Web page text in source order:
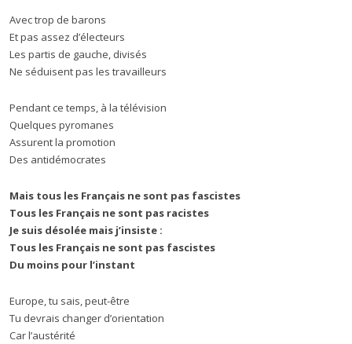
Avec trop de barons
Et pas assez d’électeurs
Les partis de gauche, divisés
Ne séduisent pas les travailleurs
Pendant ce temps, à la télévision
Quelques pyromanes
Assurent la promotion
Des antidémocrates
Mais tous les Français ne sont pas fascistes
Tous les Français ne sont pas racistes
Je suis désolée mais j’insiste :
Tous les Français ne sont pas fascistes
Du moins pour l’instant
Europe, tu sais, peut-être
Tu devrais changer d’orientation
Car l’austérité